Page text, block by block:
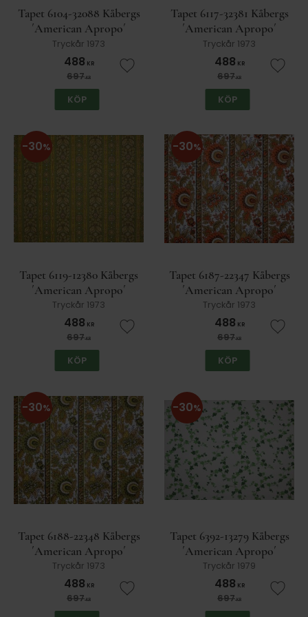
Tapet 6104-32088 Kåbergs
´American Apropo´
Tryckår 1973
488 KR
697KR Lägg till i favoriter
KÖP
Tapet 6117-32381 Kåbergs
´American Apropo´
Tryckår 1973
488 KR
697KR Lägg
KÖP
Tapet 6119-12380 Kåbergs
´American Apropo´
Tryckår 1973
488 KR
697KR
30%
Lägg till i favoriter
KÖP
Tapet 6187-22347 Kåbergs
´American Apropo´
Tryckår 1973
488 KR
697KR
30%
Lägg
KÖP
Tapet 6188-22348 Kåbergs
´American Apropo´
Tryckår 1973
488 KR
697KR
30%
Lägg till i favoriter
Tapet 6392-13279 Kåbergs
´American Apropo´
Tryckår 1979
488 KR
697KR
30%
Lägg